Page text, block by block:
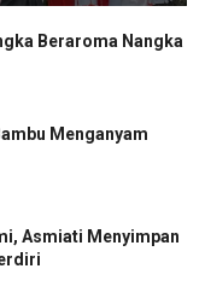
Beraroma Nangka
Menganyam
Asmiati Menyimpan